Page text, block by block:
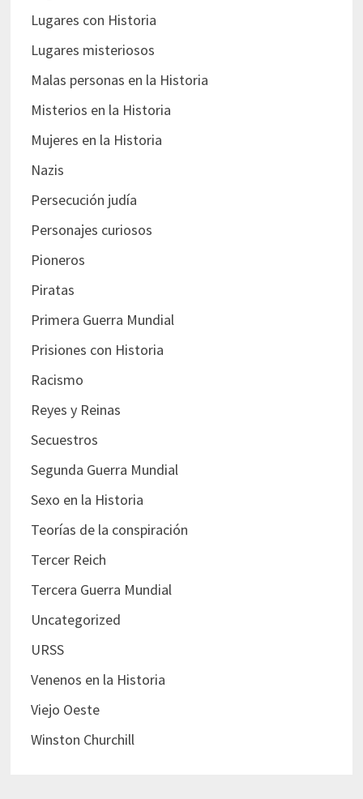
Lugares con Historia
Lugares misteriosos
Malas personas en la Historia
Misterios en la Historia
Mujeres en la Historia
Nazis
Persecución judía
Personajes curiosos
Pioneros
Piratas
Primera Guerra Mundial
Prisiones con Historia
Racismo
Reyes y Reinas
Secuestros
Segunda Guerra Mundial
Sexo en la Historia
Teorías de la conspiración
Tercer Reich
Tercera Guerra Mundial
Uncategorized
URSS
Venenos en la Historia
Viejo Oeste
Winston Churchill